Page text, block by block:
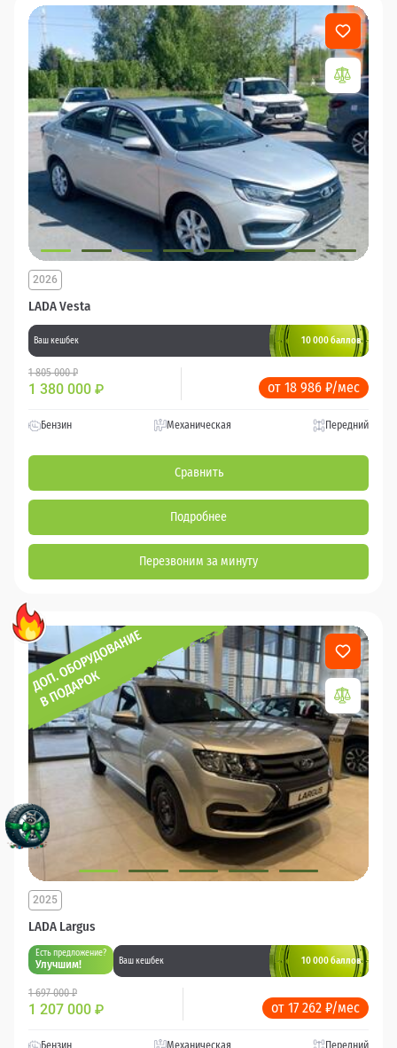
LADA Vesta
2026
Ваш кешбек 10 000 баллов
1 805 000 ₽
1 380 000 ₽ от 18 986 ₽/мес
Бензин Механическая Передний
Сравнить
Подробнее
Перезвоним за минуту
LADA Largus
2025
Есть предложение?
Улучшим! Ваш кешбек 10 000 баллов
1 697 000 ₽
1 207 000 ₽ от 17 262 ₽/мес